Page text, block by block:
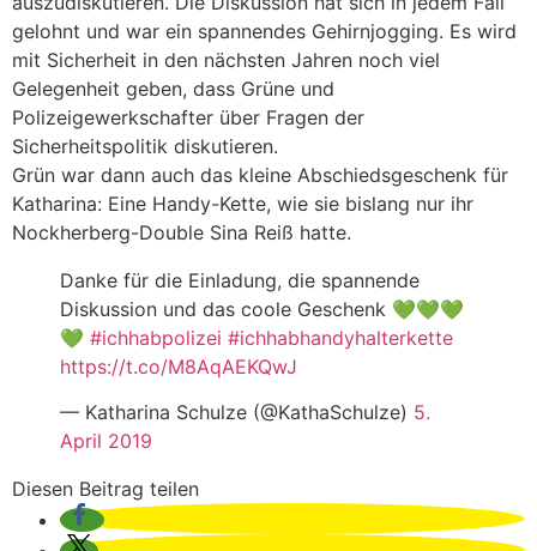
gelohnt und war ein spannendes Gehirnjogging. Es wird
mit Sicherheit in den nächsten Jahren noch viel
Gelegenheit geben, dass Grüne und
Polizeigewerkschafter über Fragen der
Sicherheitspolitik diskutieren.
Grün war dann auch das kleine Abschiedsgeschenk für
Katharina: Eine Handy-Kette, wie sie bislang nur ihr
Nockherberg-Double Sina Reiß hatte.
Danke für die Einladung, die spannende
Diskussion und das coole Geschenk 💚💚💚
💚 #ichhabpolizei #ichhabhandyhalterkette
https://t.co/M8AqAEKQwJ
— Katharina Schulze (@KathaSchulze) 5.
April 2019
Diesen Beitrag teilen